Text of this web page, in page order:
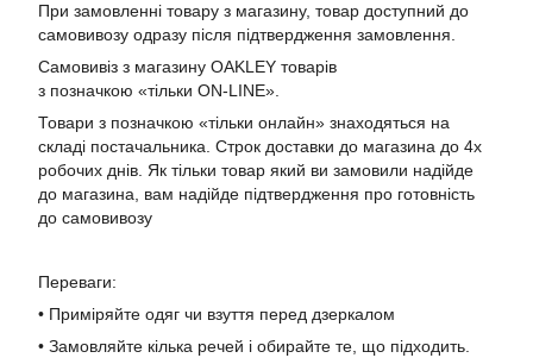
При замовленні товару з магазину, товар доступний до
самовивозу одразу після підтвердження замовлення.
Самовивіз з магазину OAKLEY товарів
з позначкою «тільки ON-LINE».
Товари з позначкою «тільки онлайн» знаходяться на
складі постачальника. Строк доставки до магазина до 4х
робочих днів. Як тільки товар який ви замовили надійде
до магазина, вам надійде підтвердження про готовність
до самовивозу
Переваги:
• Приміряйте одяг чи взуття перед дзеркалом
• Замовляйте кілька речей і обирайте те, що підходить.